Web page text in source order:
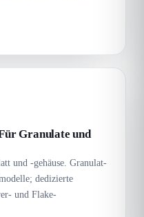
Granulate und
und -gehäuse. Granulat-
dedizierte
und Flake-